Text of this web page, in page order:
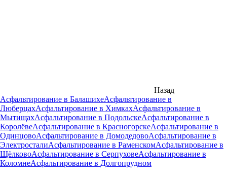
Назад
Асфальтирование в БалашихеАсфальтирование в
ЛюберцахАсфальтирование в ХимкахАсфальтирование в
МытищахАсфальтирование в ПодольскеАсфальтирование в
КоролёвеАсфальтирование в КрасногорскеАсфальтирование в
ОдинцовоАсфальтирование в ДомодедовоАсфальтирование в
ЭлектросталиАсфальтирование в РаменскомАсфальтирование в
ЩёлковоАсфальтирование в СерпуховеАсфальтирование в
КоломнеАсфальтирование в Долгопрудном